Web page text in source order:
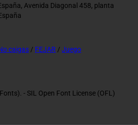
Avenida Diagonal 458, planta
caigas / FEJAR / Juego
- SIL Open Font License (OFL)